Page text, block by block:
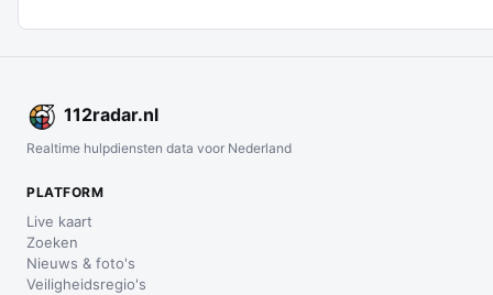
112radar.nl
Realtime hulpdiensten data voor Nederland
PLATFORM
Live kaart
Zoeken
Nieuws & foto's
Veiligheidsregio's